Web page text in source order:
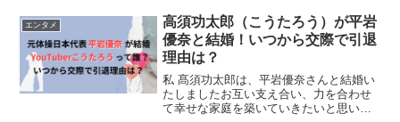
エンタメ
高須功太郎（こうたろう）が平岩
優奈と結婚！いつから交際で引退
理由は？
私 髙須功太郎は、平岩優奈さんと結婚い
たしましたお互い支え合い、力を合わせ
て幸せな家庭を築いていきたいと思いま